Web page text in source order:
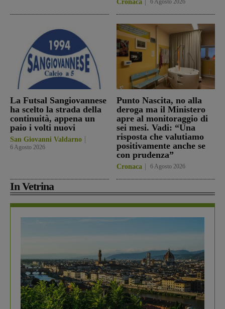
Cronaca 6 Agosto 2026
La Futsal Sangiovannese
ha scelto la strada della
continuità, appena un
paio i volti nuovi
San Giovanni Valdarno
6 Agosto 2026
Punto Nascita, no alla
deroga ma il Ministero
apre al monitoraggio di
sei mesi. Vadi: “Una
risposta che valutiamo
positivamente anche se
con prudenza”
Cronaca 6 Agosto 2026
In Vetrina